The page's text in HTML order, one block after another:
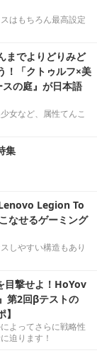
はもちろん最高設定
までよりどりみど
！「クトゥルフ×美
の庭』が日本語
女など、属性てんこ
集
Legion To
なせるゲーミング
しやすい構造もあり
目撃せよ！HoYov
第2回βテストの
よってさらに戦略性
迫ります！